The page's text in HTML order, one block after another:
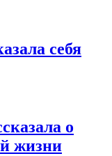
себя
о
жизни